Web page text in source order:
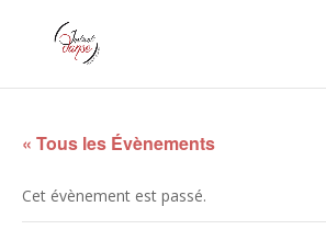
« Tous les Évènements
Cet évènement est passé.